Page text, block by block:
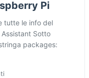
Pi
tutte le info del
Sotto
packages: